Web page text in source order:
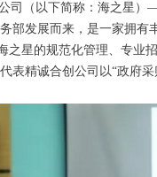
司（以下简称：海之星
部发展而来，是一家拥
星的规范化管理、专业
精诚合创公司以“政府